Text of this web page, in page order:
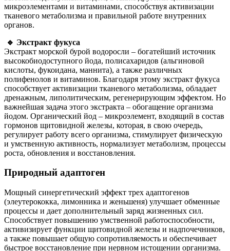
микроэлементами и витаминами, способствуя активизации
тканевого метаболизма и правильной работе внутренних
органов.
🔹 Экстракт фукуса
Экстракт морской бурой водоросли – богатейший источник
высокобиодоступного йода, полисахаридов (альгиновой
кислоты, фукоидана, маннита), а также различных
полифенолов и витаминов. Благодаря этому экстракт фукуса
способствует активизации тканевого метаболизма, обладает
дренажным, липолитическим, регенерирующим эффектом. Но
важнейшая задача этого экстракта – обогащение организма
йодом. Органический йод – микроэлемент, входящий в состав
гормонов щитовидной железы, которая, в свою очередь,
регулирует работу всего организма, стимулирует физическую
и умственную активность, нормализует метаболизм, процессы
роста, обновления и восстановления.
Природный адаптоген
Мощный синергетический эффект трех адаптогенов
(элеутерококка, лимонника и женьшеня) улучшает обменные
процессы и дает дополнительный заряд жизненных сил.
Способствует повышению умственной работоспособности,
активизирует функции щитовидной железы и надпочечников,
а также повышает общую сопротивляемость и обеспечивает
быстрое восстановление при нервном истощении организма.